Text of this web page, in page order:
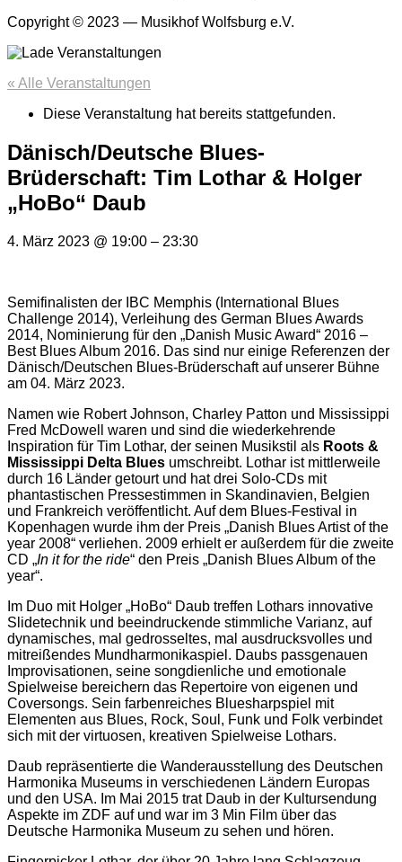
Copyright © 2023 — Musikhof Wolfsburg e.V.
« Alle Veranstaltungen
Diese Veranstaltung hat bereits stattgefunden.
Dänisch/Deutsche Blues-
Brüderschaft: Tim Lothar & Holger
„HoBo“ Daub
4. März 2023 @ 19:00 – 23:30
Semifinalisten der IBC Memphis (International Blues
Challenge 2014), Verleihung des German Blues Awards
2014, Nominierung für den „Danish Music Award“ 2016 –
Best Blues Album 2016. Das sind nur einige Referenzen der
Dänisch/Deutschen Blues-Brüderschaft auf unserer Bühne
am 04. März 2023.
Namen wie Robert Johnson, Charley Patton und Mississippi
Fred McDowell waren und sind die wiederkehrende
Inspiration für Tim Lothar, der seinen Musikstil als Roots &
Mississippi Delta Blues umschreibt. Lothar ist mittlerweile
durch 16 Länder getourt und hat drei Solo-CDs mit
phantastischen Pressestimmen in Skandinavien, Belgien
und Frankreich veröffentlicht. Auf dem Blues-Festival in
Kopenhagen wurde ihm der Preis „Danish Blues Artist of the
year 2008“ verliehen. 2009 erhielt er außerdem für die zweite
CD „In it for the ride“ den Preis „Danish Blues Album of the
year“.
Im Duo mit Holger „HoBo“ Daub treffen Lothars innovative
Slidetechnik und beeindruckende stimmliche Varianz, auf
dynamisches, mal gedrosseltes, mal ausdrucksvolles und
mitreißendes Mundharmonikaspiel. Daubs passgenauen
Improvisationen, seine songdienliche und emotionale
Spielweise bereichern das Repertoire von eigenen und
Coversongs. Sein farbenreiches Bluesharpspiel mit
Elementen aus Blues, Rock, Soul, Funk und Folk verbindet
sich mit der virtuosen, kreativen Spielweise Lothars.
Daub repräsentierte die Wanderausstellung des Deutschen
Harmonika Museums in verschiedenen Ländern Europas
und den USA. Im Mai 2015 trat Daub in der Kultursendung
Aspekte im ZDF auf und war im 3 Min Film über das
Deutsche Harmonika Museum zu sehen und hören.